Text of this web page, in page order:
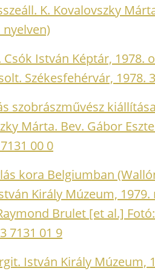
K. Kovalovszky
Csók István Képtár, 1978.
Székesfehérvár, 1978.
szobrászművész
Márta. Bev. Gábor
00 0
kora Belgiumban
Király Múzeum,
Brulet [et al.]
7131 01 9
István Király Múzeum,